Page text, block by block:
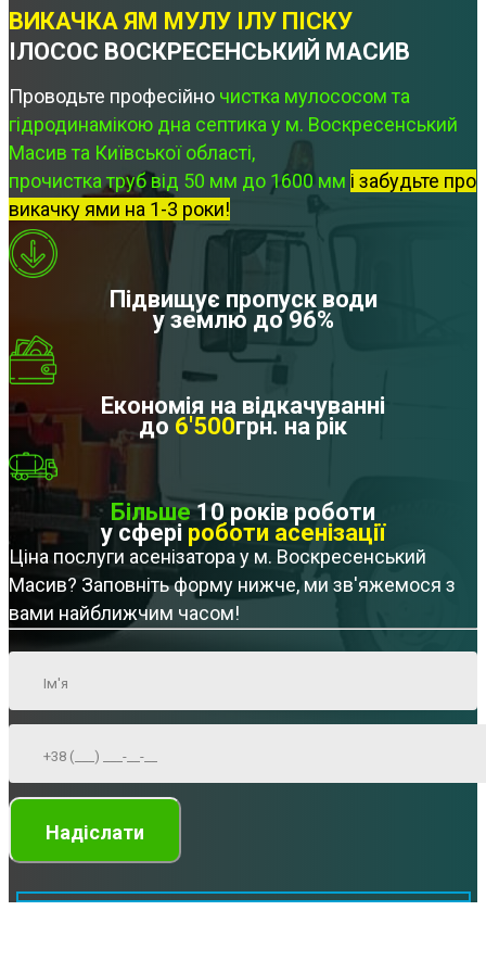
ВИКАЧКА ЯМ МУЛУ ІЛУ ПІСКУ
ІЛОСОС ВОСКРЕСЕНСЬКИЙ МАСИВ
Проводьте професійно чистка мулососом та
гідродинамікою дна септика у м. Воскресенський
Масив та Київської області,
прочистка труб від 50 мм до 1600 мм і забудьте про
викачку ями на 1-3 роки!
Підвищує пропуск води
у землю до 96%
Економія на відкачуванні
до 6'500грн. на рік
Більше10 років роботи
у сфері роботи асенізації
Ціна послуги асенізатора у м. Воскресенський
Масив? Заповніть форму нижче, ми зв'яжемося з
вами найближчим часом!